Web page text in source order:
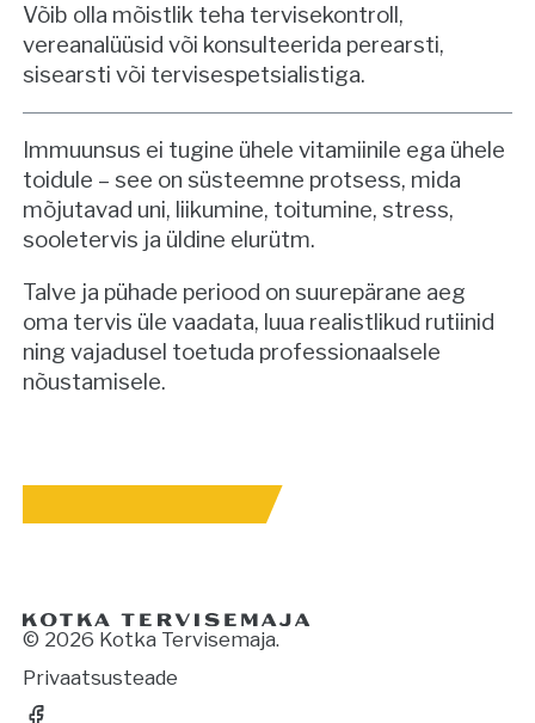
Võib olla mõistlik teha tervisekontroll,
vereanalüüsid või konsulteerida perearsti,
sisearsti või tervisespetsialistiga.
Immuunsus ei tugine ühele vitamiinile ega ühele
toidule – see on süsteemne protsess, mida
mõjutavad uni, liikumine, toitumine, stress,
sooletervis ja üldine elurütm.
Talve ja pühade periood on suurepärane aeg
oma tervis üle vaadata, luua realistlikud rutiinid
ning vajadusel toetuda professionaalsele
nõustamisele.
© 2026 Kotka Tervisemaja.
Privaatsusteade